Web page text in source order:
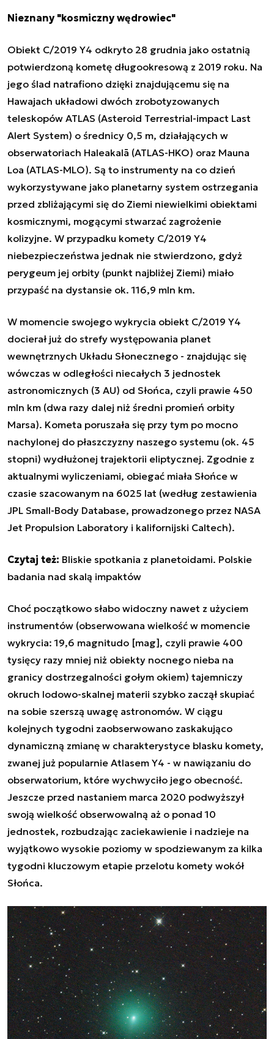
Nieznany "kosmiczny wędrowiec"
Obiekt C/2019 Y4 odkryto 28 grudnia jako ostatnią
potwierdzoną kometę długookresową z 2019 roku. Na
jego ślad natrafiono dzięki znajdującemu się na
Hawajach układowi dwóch zrobotyzowanych
teleskopów ATLAS (Asteroid Terrestrial-impact Last
Alert System) o średnicy 0,5 m, działających w
obserwatoriach Haleakalā (ATLAS-HKO) oraz Mauna
Loa (ATLAS-MLO). Są to instrumenty na co dzień
wykorzystywane jako planetarny system ostrzegania
przed zbliżającymi się do Ziemi niewielkimi obiektami
kosmicznymi, mogącymi stwarzać zagrożenie
kolizyjne. W przypadku komety C/2019 Y4
niebezpieczeństwa jednak nie stwierdzono, gdyż
perygeum jej orbity (punkt najbliżej Ziemi) miało
przypaść na dystansie ok. 116,9 mln km.
W momencie swojego wykrycia obiekt C/2019 Y4
docierał już do strefy występowania planet
wewnętrznych Układu Słonecznego - znajdując się
wówczas w odległości niecałych 3 jednostek
astronomicznych (3 AU) od Słońca, czyli prawie 450
mln km (dwa razy dalej niż średni promień orbity
Marsa). Kometa poruszała się przy tym po mocno
nachylonej do płaszczyzny naszego systemu (ok. 45
stopni) wydłużonej trajektorii eliptycznej. Zgodnie z
aktualnymi wyliczeniami, obiegać miała Słońce w
czasie szacowanym na 6025 lat (według zestawienia
JPL Small-Body Database, prowadzonego przez NASA
Jet Propulsion Laboratory i kalifornijski Caltech).
Czytaj też: Bliskie spotkania z planetoidami. Polskie
badania nad skalą impaktów
Choć początkowo słabo widoczny nawet z użyciem
instrumentów (obserwowana wielkość w momencie
wykrycia: 19,6 magnitudo [mag], czyli prawie 400
tysięcy razy mniej niż obiekty nocnego nieba na
granicy dostrzegalności gołym okiem) tajemniczy
okruch lodowo-skalnej materii szybko zaczął skupiać
na sobie szerszą uwagę astronomów. W ciągu
kolejnych tygodni zaobserwowano zaskakująco
dynamiczną zmianę w charakterystyce blasku komety,
zwanej już popularnie Atlasem Y4 - w nawiązaniu do
obserwatorium, które wychwyciło jego obecność.
Jeszcze przed nastaniem marca 2020 podwyższył
swoją wielkość obserwowalną aż o ponad 10
jednostek, rozbudzając zaciekawienie i nadzieje na
wyjątkowo wysokie poziomy w spodziewanym za kilka
tygodni kluczowym etapie przelotu komety wokół
Słońca.